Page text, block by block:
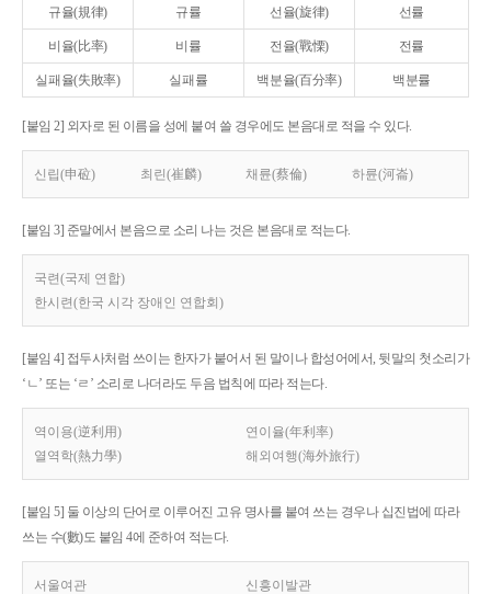
규율(規律) 규률 선율(旋律) 선률
비율(比率) 비률 전율(戰慄) 전률
실패율(失敗率) 실패률 백분율(百分率) 백분률
[붙임 2] 외자로 된 이름을 성에 붙여 쓸 경우에도 본음대로 적을 수 있다.
신립(申砬) 최린(崔麟) 채륜(蔡倫) 하륜(河崙)
[붙임 3] 준말에서 본음으로 소리 나는 것은 본음대로 적는다.
국련(국제 연합)
한시련(한국 시각 장애인 연합회)
[붙임 4] 접두사처럼 쓰이는 한자가 붙어서 된 말이나 합성어에서, 뒷말의 첫소리가
‘ㄴ’ 또는 ‘ㄹ’ 소리로 나더라도 두음 법칙에 따라 적는다.
역이용(逆利用)
연이율(年利率)
열역학(熱力學)
해외여행(海外旅行)
[붙임 5] 둘 이상의 단어로 이루어진 고유 명사를 붙여 쓰는 경우나 십진법에 따라
쓰는 수(數)도 붙임 4에 준하여 적는다.
서울여관 신흥이발관